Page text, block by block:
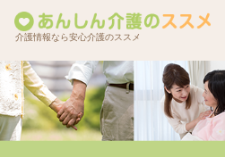
介護情報なら安心介護のススメ